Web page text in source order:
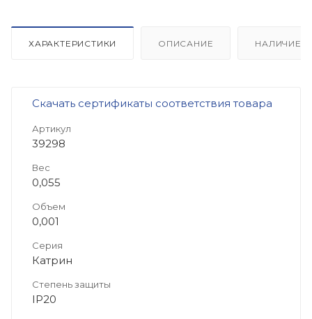
ХАРАКТЕРИСТИКИ ОПИСАНИЕ НАЛИЧИЕ
Скачать сертификаты соответствия товара
Артикул
39298
Вес
0,055
Объем
0,001
Серия
Катрин
Степень защиты
IP20